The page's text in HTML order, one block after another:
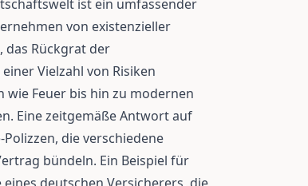
ist ein umfassender
von existenzieller
das Rückgrat der
Vielzahl von Risiken
Feuer bis hin zu modernen
Eine zeitgemäße Antwort auf
die verschiedene
bündeln. Ein Beispiel für